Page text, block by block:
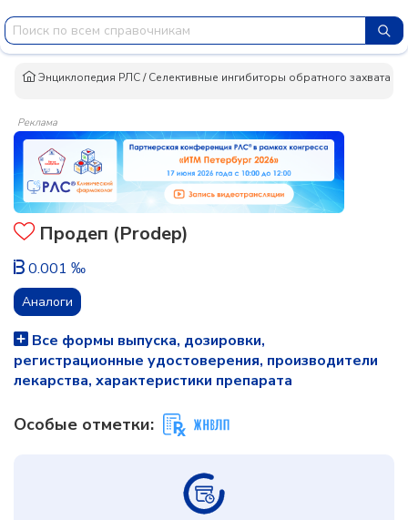
Энциклопедия РЛС/Селективные ингибиторы обратного захвата
Реклама
Продеп (Prodep)
0.001 ‰
Аналоги
Все формы выпуска, дозировки,
регистрационные удостоверения, производители
лекарства, характеристики препарата
Особые отметки: